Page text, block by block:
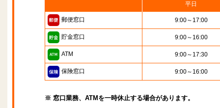
平日
郵便窓口 9:00～17:00
貯金窓口 9:00～16:00
ATM 9:00～17:30
保険窓口 9:00～16:00
※ 窓口業務、ATMを一時休止する場合があります。